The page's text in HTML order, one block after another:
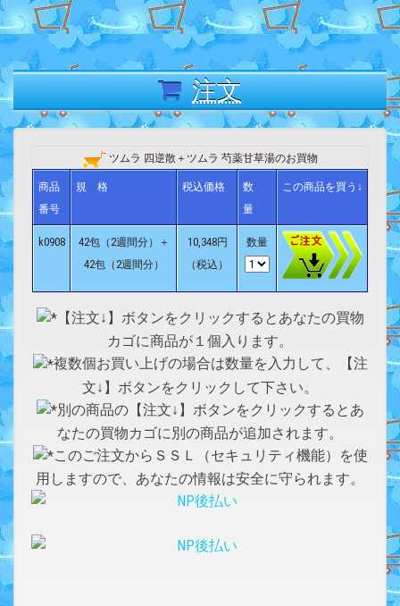
注文
ツムラ 四逆散＋ツムラ 芍薬甘草湯のお買物
商品
番号
規 格 税込価格
数
量
この商品を買う↓
k0908
42包（2週間分）＋
42包（2週間分）
10,348円
（税込）
数量
【注文↓】ボタンをクリックするとあなたの買物
カゴに商品が１個入ります。
複数個お買い上げの場合は数量を入力して、【注
文↓】ボタンをクリックして下さい。
別の商品の【注文↓】ボタンをクリックするとあ
なたの買物カゴに別の商品が追加されます。
このご注文からＳＳＬ（セキュリティ機能）を使
用しますので、あなたの情報は安全に守られます。